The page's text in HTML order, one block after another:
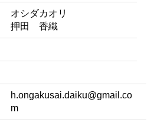
オシダカオリ
押田 香織
h.ongakusai.daiku@gmail.co
m